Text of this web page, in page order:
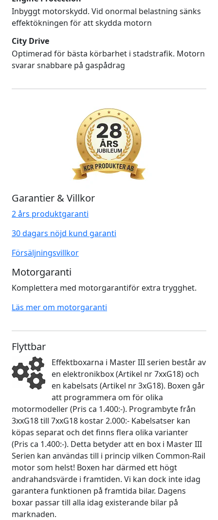
Inbyggt motorskydd. Vid onormal belastning sänks
effektökningen för att skydda motorn
City Drive
Optimerad för bästa körbarhet i stadstrafik. Motorn
svarar snabbare på gaspådrag
Garantier & Villkor
2 års produktgaranti
30 dagars nöjd kund garanti
Försäljningsvillkor
Motorgaranti
Komplettera med motorgarantiför extra trygghet.
Läs mer om motorgaranti
Flyttbar
Effektboxarna i Master III serien består av
en elektronikbox (Artikel nr 7xxG18) och
en kabelsats (Artikel nr 3xG18). Boxen går
att programmera om för olika
motormodeller (Pris ca 1.400:-). Programbyte från
3xxG18 till 7xxG18 kostar 2.000:- Kabelsatser kan
köpas separat och det finns flera olika varianter
(Pris ca 1.400:-). Detta betyder att en box i Master III
Serien kan användas till i princip vilken Common-Rail
motor som helst! Boxen har därmed ett högt
andrahandsvärde i framtiden. Vi kan dock inte idag
garantera funktionen på framtida bilar. Dagens
boxar passar till alla idag existerande bilar på
marknaden.